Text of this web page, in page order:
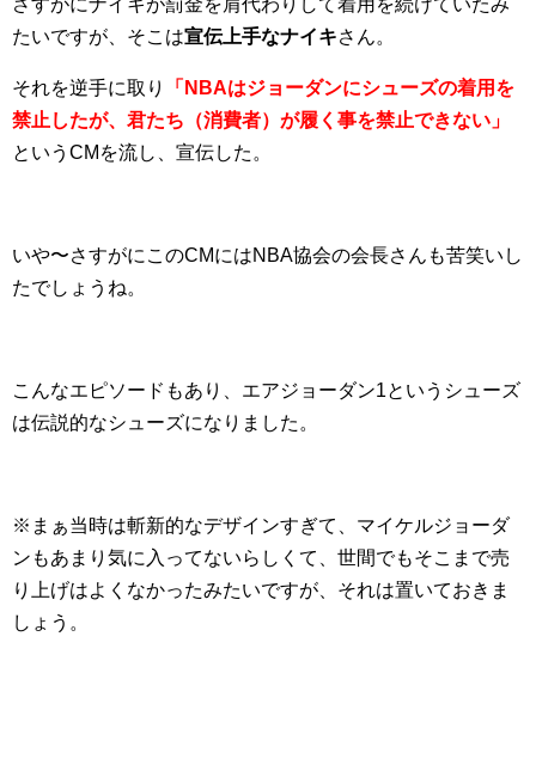
さすがにナイキが罰金を肩代わりして着用を続けていたみ
たいですが、そこは宣伝上手なナイキさん。
それを逆手に取り
「NBAはジョーダンにシューズの着用を
禁止したが、君たち（消費者）が履く事を禁止できない」
というCMを流し、宣伝した。
いや〜さすがにこのCMにはNBA協会の会長さんも苦笑いし
たでしょうね。
こんなエピソードもあり、エアジョーダン1というシューズ
は伝説的なシューズになりました。
※まぁ当時は斬新的なデザインすぎて、マイケルジョーダ
ンもあまり気に入ってないらしくて、世間でもそこまで売
り上げはよくなかったみたいですが、それは置いておきま
しょう。